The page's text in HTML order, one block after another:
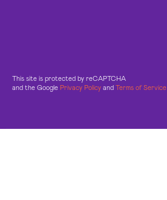
This site is protected by reCAPTCHA
and the Google Privacy Policy and Terms of Service